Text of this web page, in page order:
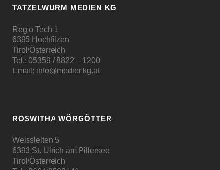
TATZELWURM MEDIEN KG
Regio Tech 1
6395 Hochfilzen
Tirol/Österreich
Tel.: 05359 / 8822 – 1200
Email: info@medienkg.at
ROSWITHA WÖRGÖTTER
Weissleiten 5
6393 St. Ulrich am Pillersee
Tirol/Österreich